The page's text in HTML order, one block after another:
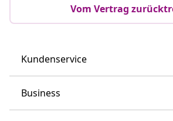
Vom Vertrag
Kundenservice
Business